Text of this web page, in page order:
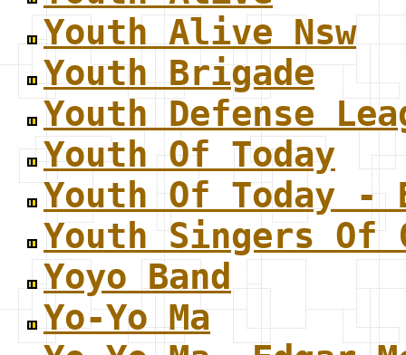
Youth Alive Nsw
Youth Brigade
Youth Defense
Youth Of Today
Youth Of Today -
Youth Singers Of
Yoyo Band
Yo-Yo Ma